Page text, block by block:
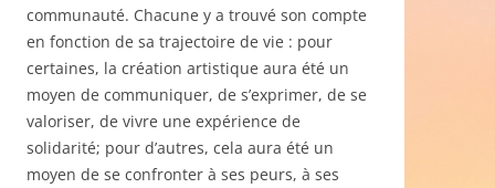
communauté. Chacune y a trouvé son compte
en fonction de sa trajectoire de vie : pour
certaines, la création artistique aura été un
moyen de communiquer, de s’exprimer, de se
valoriser, de vivre une expérience de
solidarité; pour d’autres, cela aura été un
moyen de se confronter à ses peurs, à ses